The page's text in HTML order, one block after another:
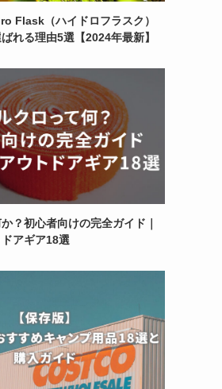
Flask（ハイドロフラスク）
れる理由5選【2024年最新】
？初心者向けの完全ガイド｜
アギア18選